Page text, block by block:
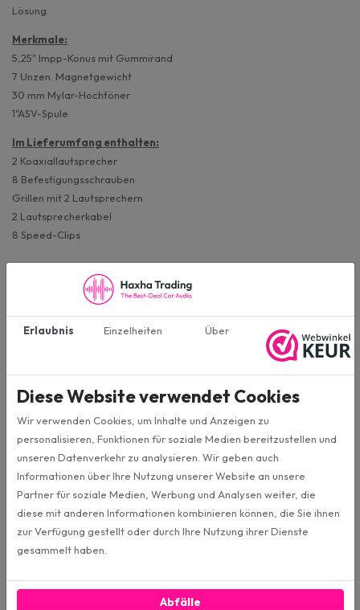
Lösung.
Merkmale:
5,25" Impp-Konus mit Gummirand
7 Unzen. Magnetgewicht
30 mm Mylar-Hochtöner
1"ASV-Spule
Im Lieferumfang enthalten:
2 Koaxiallautsprecher
8 Befestigungsschrauben
Grillen mit 2 Lautsprechern
2 Lautsprecherkabel
8 Speed-Clips
Spezifikationen
Marke Excalibur
Format 13cm
Koaxial 2-Wege
MAX Leistung 300W
RMS Leistung 50W
Erlaubnis Einzelheiten Über
Diese Website verwendet Cookies
Wir verwenden Cookies, um Inhalte und Anzeigen zu
personalisieren, Funktionen für soziale Medien bereitzustellen und
unseren Datenverkehr zu analysieren. Wir geben auch
Informationen über Ihre Nutzung unserer Website an unsere
Partner für soziale Medien, Werbung und Analysen weiter, die
diese mit anderen Informationen kombinieren können, die Sie ihnen
zur Verfügung gestellt oder durch Ihre Nutzung ihrer Dienste
gesammelt haben.
Abfälle